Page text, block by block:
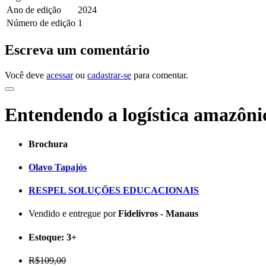
Ano de edição
2024
Número de edição 1
Escreva um comentário
Você deve acessarou cadastrar-se para comentar.
Entendendo a logística
Brochura
Olavo Tapajós
RESPEL SOLUÇÕES EDUCACIONAIS
Vendido e entregue porFidelivros - Manaus
Estoque: 3+
R$109,00